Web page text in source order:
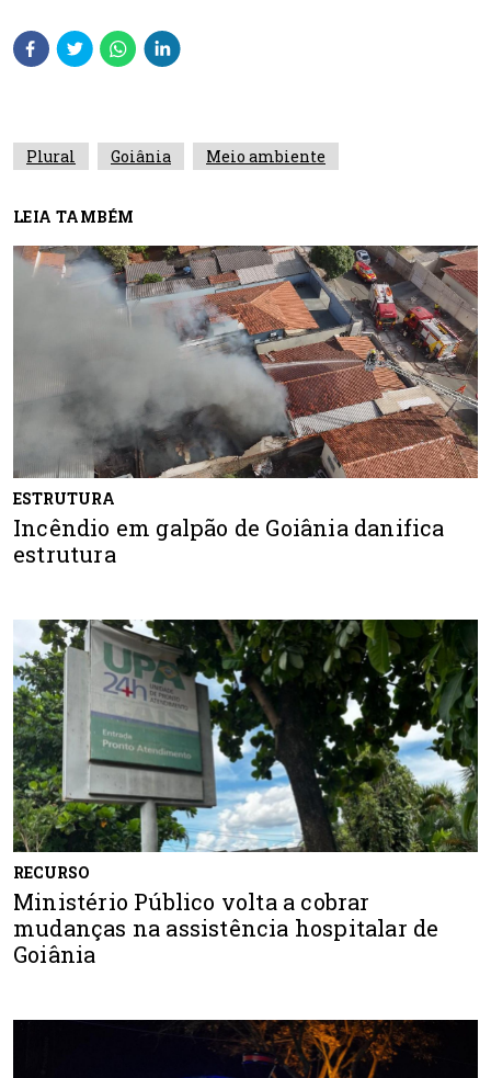
Plural Goiânia Meio ambiente
LEIA TAMBÉM
ESTRUTURA
Incêndio em galpão de Goiânia danifica
estrutura
RECURSO
Ministério Público volta a cobrar
mudanças na assistência hospitalar de
Goiânia